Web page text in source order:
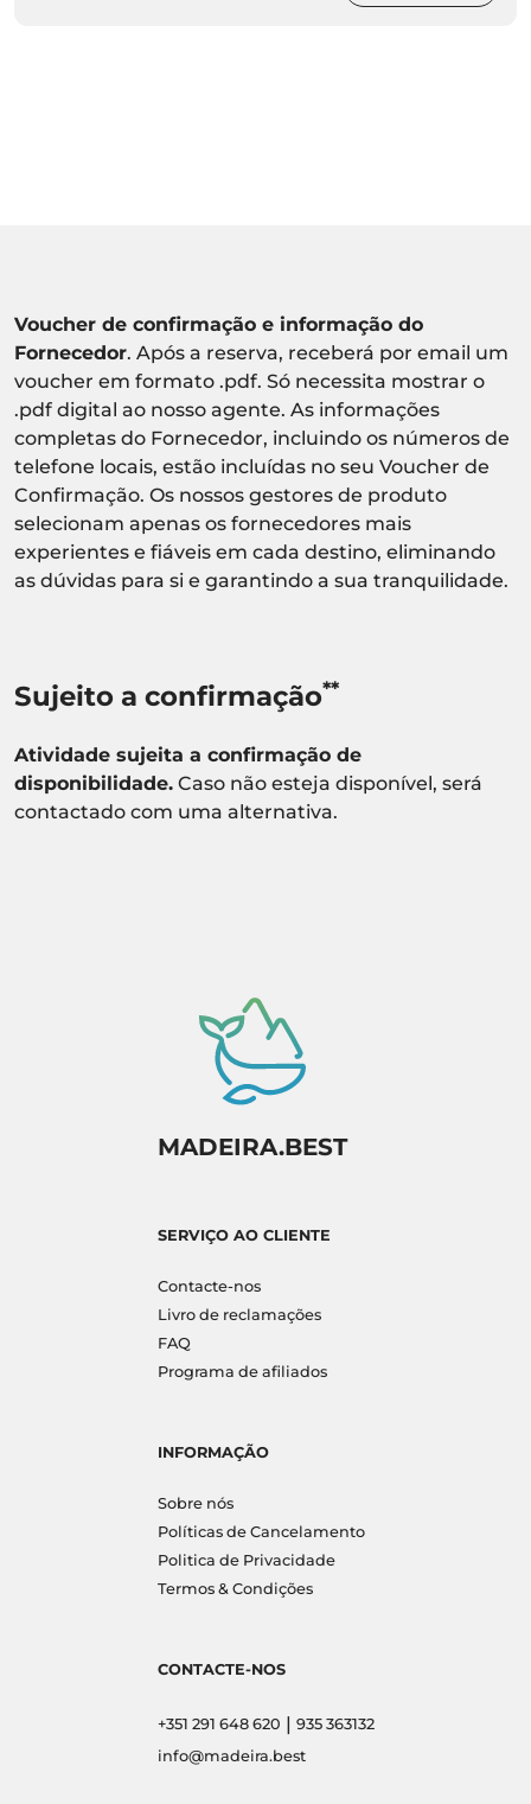
Voucher de confirmação e informação do
Fornecedor. Após a reserva, receberá por email um
voucher em formato .pdf. Só necessita mostrar o
.pdf digital ao nosso agente. As informações
completas do Fornecedor, incluindo os números de
telefone locais, estão incluídas no seu Voucher de
Confirmação. Os nossos gestores de produto
selecionam apenas os fornecedores mais
experientes e fiáveis em cada destino, eliminando
as dúvidas para si e garantindo a sua tranquilidade.
Sujeito a confirmação**
Atividade sujeita a confirmação de
disponibilidade. Caso não esteja disponível, será
contactado com uma alternativa.
MADEIRA.BEST
SERVIÇO AO CLIENTE
Contacte-nos
Livro de reclamações
FAQ
Programa de afiliados
INFORMAÇÃO
Sobre nós
Políticas de Cancelamento
Politica de Privacidade
Termos & Condições
CONTACTE-NOS
+351 291 648 620 | 935 363132
info@madeira.best